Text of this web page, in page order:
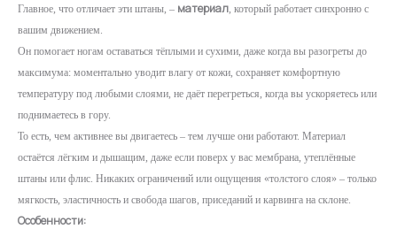
Главное, что отличает эти штаны, – материал, который работает синхронно с
вашим движением.
Он помогает ногам оставаться тёплыми и сухими, даже когда вы разогреты до
максимума: моментально уводит влагу от кожи, сохраняет комфортную
температуру под любыми слоями, не даёт перегреться, когда вы ускоряетесь или
поднимаетесь в гору.
То есть, чем активнее вы двигаетесь – тем лучше они работают. Материал
остаётся лёгким и дышащим, даже если поверх у вас мембрана, утеплённые
штаны или флис. Никаких ограничений или ощущения «толстого слоя» – только
мягкость, эластичность и свобода шагов, приседаний и карвинга на склоне.
Особенности: